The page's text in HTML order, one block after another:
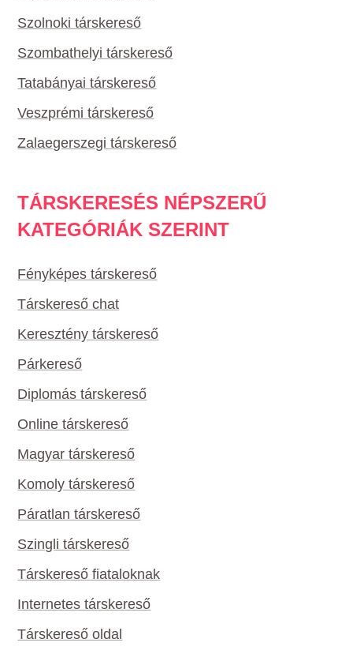
Szolnoki társkereső
Szombathelyi társkereső
Tatabányai társkereső
Veszprémi társkereső
Zalaegerszegi társkereső
TÁRSKERESÉS NÉPSZERŰ
KATEGÓRIÁK SZERINT
Fényképes társkereső
Társkereső chat
Keresztény társkereső
Párkereső
Diplomás társkereső
Online társkereső
Magyar társkereső
Komoly társkereső
Páratlan társkereső
Szingli társkereső
Társkereső fiataloknak
Internetes társkereső
Társkereső oldal